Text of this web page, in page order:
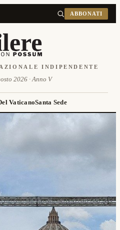
ABBONATI
INDIPENDENTE
2026 · Anno V
VaticanoSanta Sede